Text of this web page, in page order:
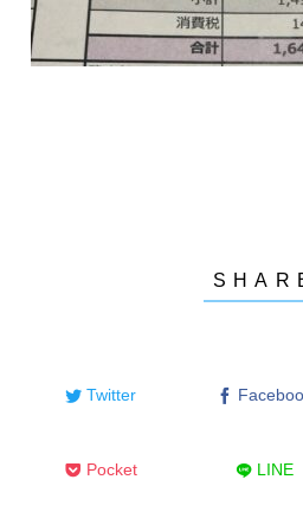
Twitter
Pocket LINE